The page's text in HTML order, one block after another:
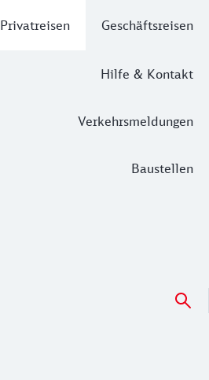
Privatreisen Geschäftsreisen
Hilfe & Kontakt
Verkehrsmeldungen
Baustellen